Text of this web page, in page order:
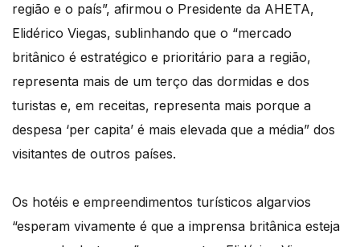
região e o país”, afirmou o Presidente da AHETA,
Elidérico Viegas, sublinhando que o “mercado
britânico é estratégico e prioritário para a região,
representa mais de um terço das dormidas e dos
turistas e, em receitas, representa mais porque a
despesa ‘per capita’ é mais elevada que a média” dos
visitantes de outros países.
Os hotéis e empreendimentos turísticos algarvios
“esperam vivamente é que a imprensa britânica esteja